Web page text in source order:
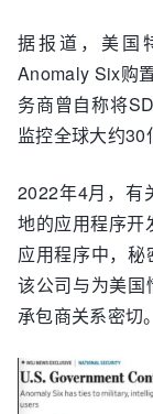
据报道，美国
Anomaly Six购
务商曾自称将
监控全球大约30
2022年4月，有
地的应用程序开
应用程序中，
该公司与为美国
承包商关系密切。